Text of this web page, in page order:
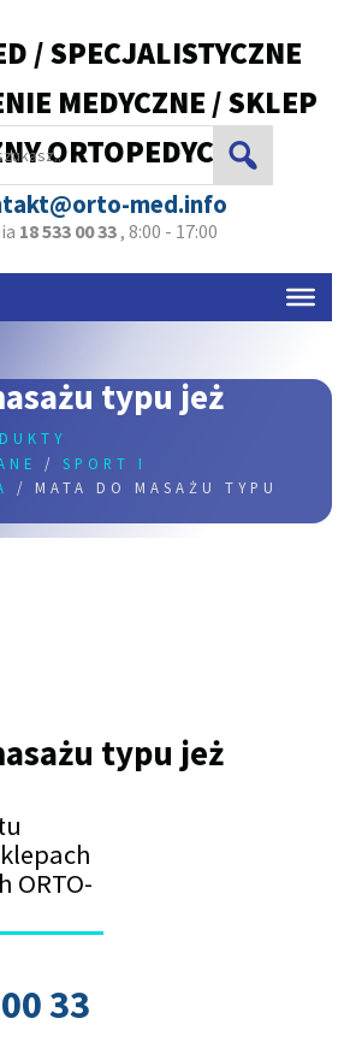
med.info
18 533 00 33, 8:00 - 17:00
typu jeż
/ SPORT I
/ MATA DO MASAŻU TYPU
typu jeż
ORTO-
33